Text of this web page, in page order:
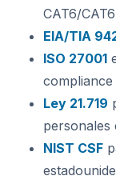
CAT6/
EIA/TIA
ISO 27001
compliance
Ley 21.719
personales
NIST CSF